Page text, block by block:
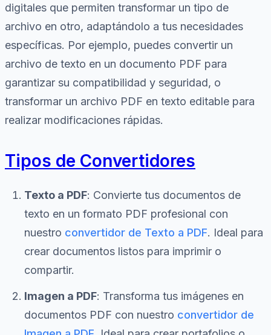
digitales que permiten transformar un tipo de
archivo en otro, adaptándolo a tus necesidades
específicas. Por ejemplo, puedes convertir un
archivo de texto en un documento PDF para
garantizar su compatibilidad y seguridad, o
transformar un archivo PDF en texto editable para
realizar modificaciones rápidas.
Tipos de Convertidores
Texto a PDF: Convierte tus documentos de
texto en un formato PDF profesional con
nuestro convertidor de Texto a PDF. Ideal para
crear documentos listos para imprimir o
compartir.
Imagen a PDF: Transforma tus imágenes en
documentos PDF con nuestro convertidor de